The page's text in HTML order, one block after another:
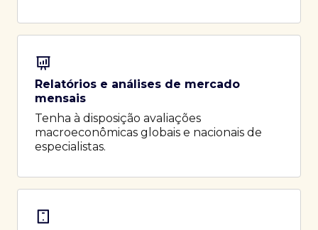
Relatórios e análises de mercado
mensais
Tenha à disposição avaliações
macroeconômicas globais e nacionais de
especialistas.